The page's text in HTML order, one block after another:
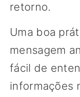
retorno.
Uma boa
mensagem
fácil de
informações